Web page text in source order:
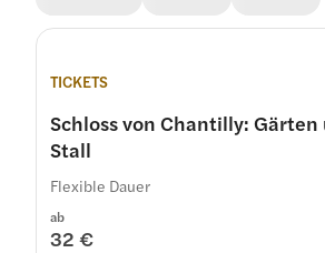
TICKETS
Schloss von Chantilly:
Stall
ab
32 €
Flexible Dauer